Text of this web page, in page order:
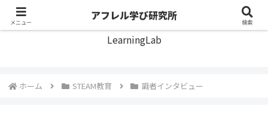
アフレル学び研究所
LearningLab
ホーム STEAM教育 識者インタビュー
メニュー
アフレル学び研究所
検索